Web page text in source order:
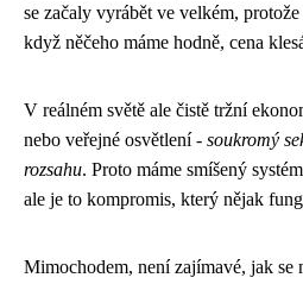
se začaly vyrábět ve velkém,
když něčeho máme hodně, cena
V reálném světě ale čistě tržní
nebo veřejné osvětlení - soukromý
rozsahu. Proto máme smíšený
ale je to kompromis, který nějak
Mimochodem, není zajímavé, jak